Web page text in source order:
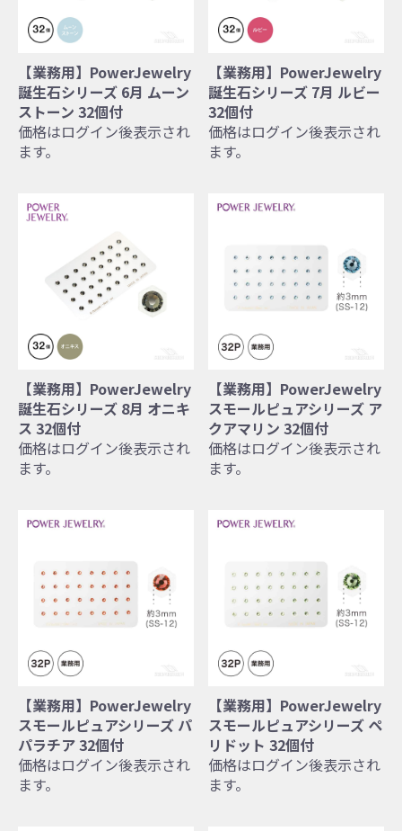
【業務用】PowerJewelry
誕生石シリーズ 6月 ムーン
ストーン 32個付
価格はログイン後表示され
ます。
【業務用】PowerJewelry
誕生石シリーズ 7月 ルビー
32個付
価格はログイン後表示され
ます。
【業務用】PowerJewelry
誕生石シリーズ 8月 オニキ
ス 32個付
価格はログイン後表示され
ます。
【業務用】PowerJewelry
スモールピュアシリーズ ア
クアマリン 32個付
価格はログイン後表示され
ます。
【業務用】PowerJewelry
スモールピュアシリーズ パ
パラチア 32個付
価格はログイン後表示され
ます。
【業務用】PowerJewelry
スモールピュアシリーズ ペ
リドット 32個付
価格はログイン後表示され
ます。